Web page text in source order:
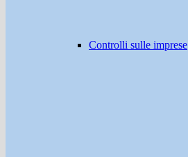
Controlli sulle imprese